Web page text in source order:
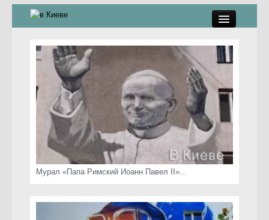
стрит-арт
коты Киева
скамейки
часы Киева
Мурал «Папа Римский Иоанн Павел II»...